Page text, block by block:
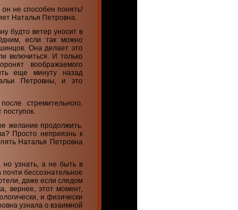
не способен понять!
Наталья Петровна.
будто ветер уносит в
если так можно
Она делает это
включиться. И только
воображаемого
еще минуту назад
Петровны, и это
стремительного,
поступок.
желание продолжить.
Просто неприязнь к
Наталья Петровна
но узнать, а не быть в
бессознательное
даже если следом
вернее, этот момент,
и физически
узнала о взаимной